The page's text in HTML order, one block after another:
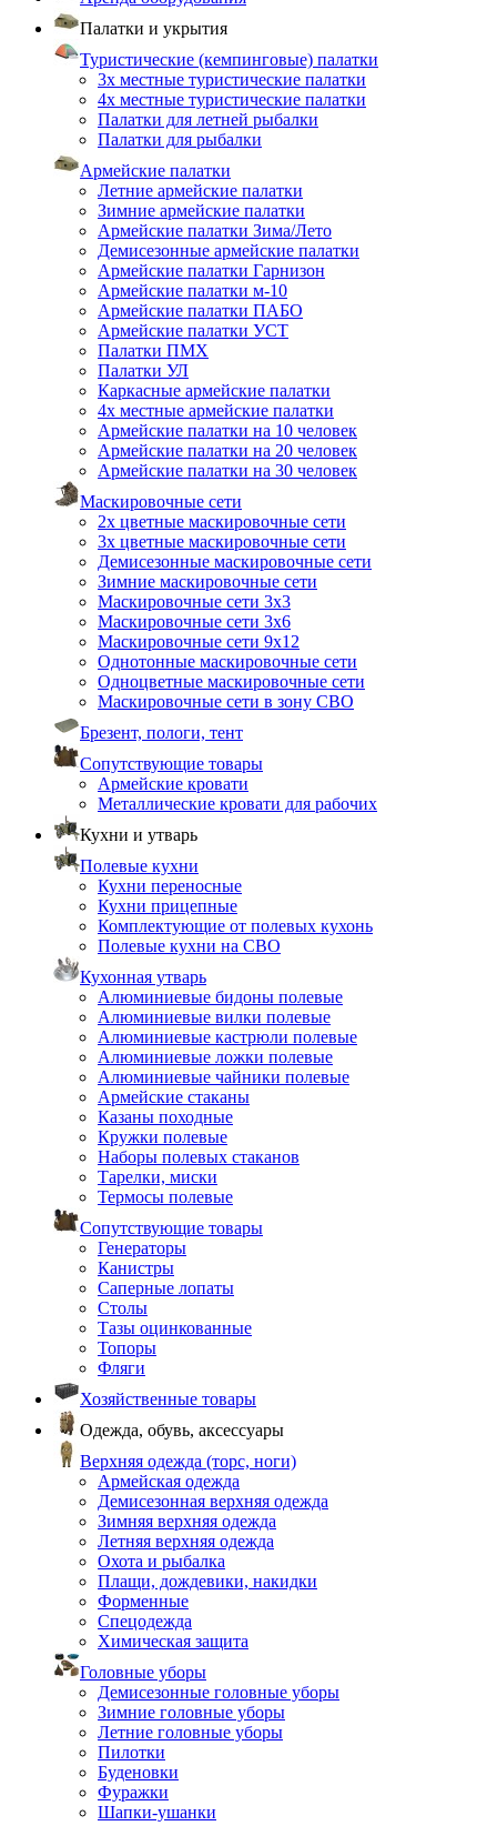
Палатки и укрытия
Туристические (кемпинговые) палатки
3х местные туристические палатки
4х местные туристические палатки
Палатки для летней рыбалки
Палатки для рыбалки
Армейские палатки
Летние армейские палатки
Зимние армейские палатки
Армейские палатки Зима/Лето
Демисезонные армейские палатки
Армейские палатки Гарнизон
Армейские палатки м-10
Армейские палатки ПАБО
Армейские палатки УСТ
Палатки ПМХ
Палатки УЛ
Каркасные армейские палатки
4х местные армейские палатки
Армейские палатки на 10 человек
Армейские палатки на 20 человек
Армейские палатки на 30 человек
Маскировочные сети
2х цветные маскировочные сети
3х цветные маскировочные сети
Демисезонные маскировочные сети
Зимние маскировочные сети
Маскировочные сети 3х3
Маскировочные сети 3х6
Маскировочные сети 9х12
Однотонные маскировочные сети
Одноцветные маскировочные сети
Маскировочные сети в зону СВО
Брезент, пологи, тент
Сопутствующие товары
Армейские кровати
Металлические кровати для рабочих
Кухни и утварь
Полевые кухни
Кухни переносные
Кухни прицепные
Комплектующие от полевых кухонь
Полевые кухни на СВО
Кухонная утварь
Алюминиевые бидоны полевые
Алюминиевые вилки полевые
Алюминиевые кастрюли полевые
Алюминиевые ложки полевые
Алюминиевые чайники полевые
Армейские стаканы
Казаны походные
Кружки полевые
Наборы полевых стаканов
Тарелки, миски
Термосы полевые
Сопутствующие товары
Генераторы
Канистры
Саперные лопаты
Столы
Тазы оцинкованные
Топоры
Фляги
Хозяйственные товары
Одежда, обувь, аксессуары
Верхняя одежда (торс, ноги)
Армейская одежда
Демисезонная верхняя одежда
Зимняя верхняя одежда
Летняя верхняя одежда
Охота и рыбалка
Плащи, дождевики, накидки
Форменные
Спецодежда
Химическая защита
Головные уборы
Демисезонные головные уборы
Зимние головные уборы
Летние головные уборы
Пилотки
Буденовки
Фуражки
Шапки-ушанки